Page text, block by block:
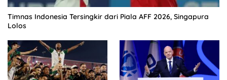
Timnas Indonesia Tersingkir dari Piala AFF 2026, Singapura
Lolos